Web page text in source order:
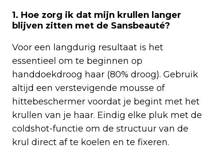
1. Hoe zorg ik dat mijn krullen langer
blijven zitten met de Sansbeauté?
Voor een langdurig resultaat is het
essentieel om te beginnen op
handdoekdroog haar (80% droog). Gebruik
altijd een verstevigende mousse of
hittebeschermer voordat je begint met het
krullen van je haar. Eindig elke pluk met de
coldshot-functie om de structuur van de
krul direct af te koelen en te fixeren.